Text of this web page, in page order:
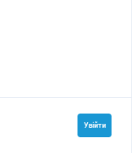
Увійти